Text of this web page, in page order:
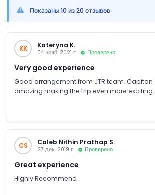
Показаны 10 из 20 отзывов
KK Kateryna K.
04 нояб. 2021 г. Проверено
Very good experience
Good arrangement from JTR team. Capitan
amazing making the trip even more exciting.
CS Caleb Nithin Prathap S.
27 дек. 2019 г. Проверено
Great experience
Highly Recommend